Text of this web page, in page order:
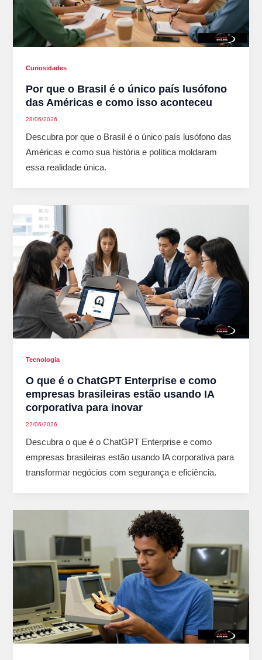
Curiosidades
Por que o Brasil é o único país lusófono
das Américas e como isso aconteceu
28/06/2026
Descubra por que o Brasil é o único país lusófono das
Américas e como sua história e política moldaram
essa realidade única.
Tecnologia
O que é o ChatGPT Enterprise e como
empresas brasileiras estão usando IA
corporativa para inovar
22/06/2026
Descubra o que é o ChatGPT Enterprise e como
empresas brasileiras estão usando IA corporativa para
transformar negócios com segurança e eficiência.